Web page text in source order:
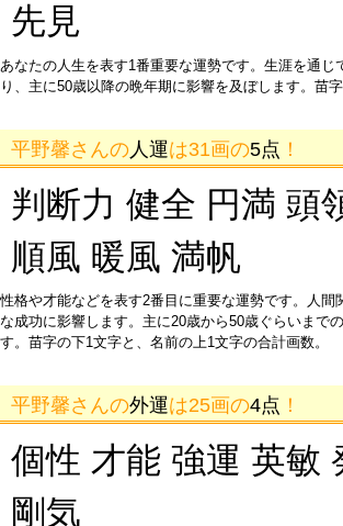
先見
あなたの人生を表す1番重要な運勢です。生涯を通じ
り、主に50歳以降の晩年期に影響を及ぼします。苗
平野馨さんの 人運は31画の5点 ！
判断力 健全 円満 頭
順風 暖風 満帆
性格や才能などを表す2番目に重要な運勢です。人間
な成功に影響します。主に20歳から50歳ぐらいまで
す。苗字の下1文字と、名前の上1文字の合計画数。
平野馨さんの外運は25画の4点 ！
個性 才能 強運 英敏
剛気